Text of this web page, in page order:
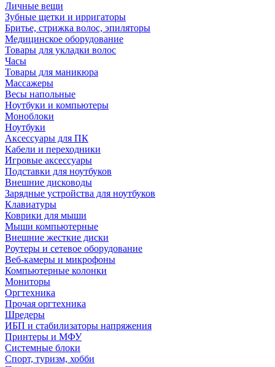
Личные вещи
Зубные щетки и ирригаторы
Бритье, стрижка волос, эпиляторы
Медицинское оборудование
Товары для укладки волос
Часы
Товары для маникюра
Массажеры
Весы напольные
Ноутбуки и компьютеры
Моноблоки
Ноутбуки
Аксессуары для ПК
Кабели и переходники
Игровые аксессуары
Подставки для ноутбуков
Внешние дисководы
Зарядные устройства для ноутбуков
Клавиатуры
Коврики для мыши
Мыши компьютерные
Внешние жесткие диски
Роутеры и сетевое оборудование
Веб-камеры и микрофоны
Компьютерные колонки
Мониторы
Оргтехника
Прочая оргтехника
Шредеры
ИБП и стабилизаторы напряжения
Принтеры и МФУ
Системные блоки
Спорт, туризм, хобби